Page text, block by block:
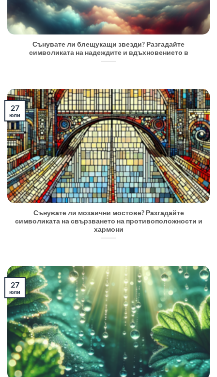
Сънувате ли блещукащи звезди? Разгадайте
символиката на надеждите и вдъхновението в
Сънувате ли мозаични мостове? Разгадайте
символиката на свързването на противоположности и
хармони
27
юли
27
юли